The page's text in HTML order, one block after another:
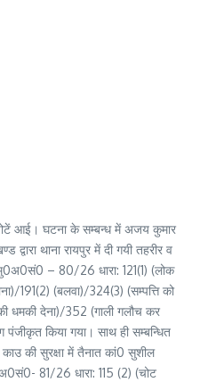
आई। घटना के सम्बन्ध में अजय कुमार
द्वारा थाना रायपुर में दी गयी तहरीर व
– 80/26 धारा: 121(1) (लोक
191(2) (बलवा)/324(3) (सम्पत्ति को
धमकी देना)/352 (गाली गलौच कर
किया गया। साथ ही सम्बन्धित
की सुरक्षा में तैनात कां0 सुशील
81/26 धारा: 115 (2) (चोट